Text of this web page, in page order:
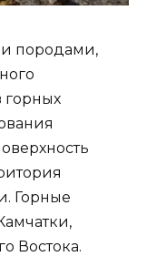
породами,
горных
Горные
Востока.